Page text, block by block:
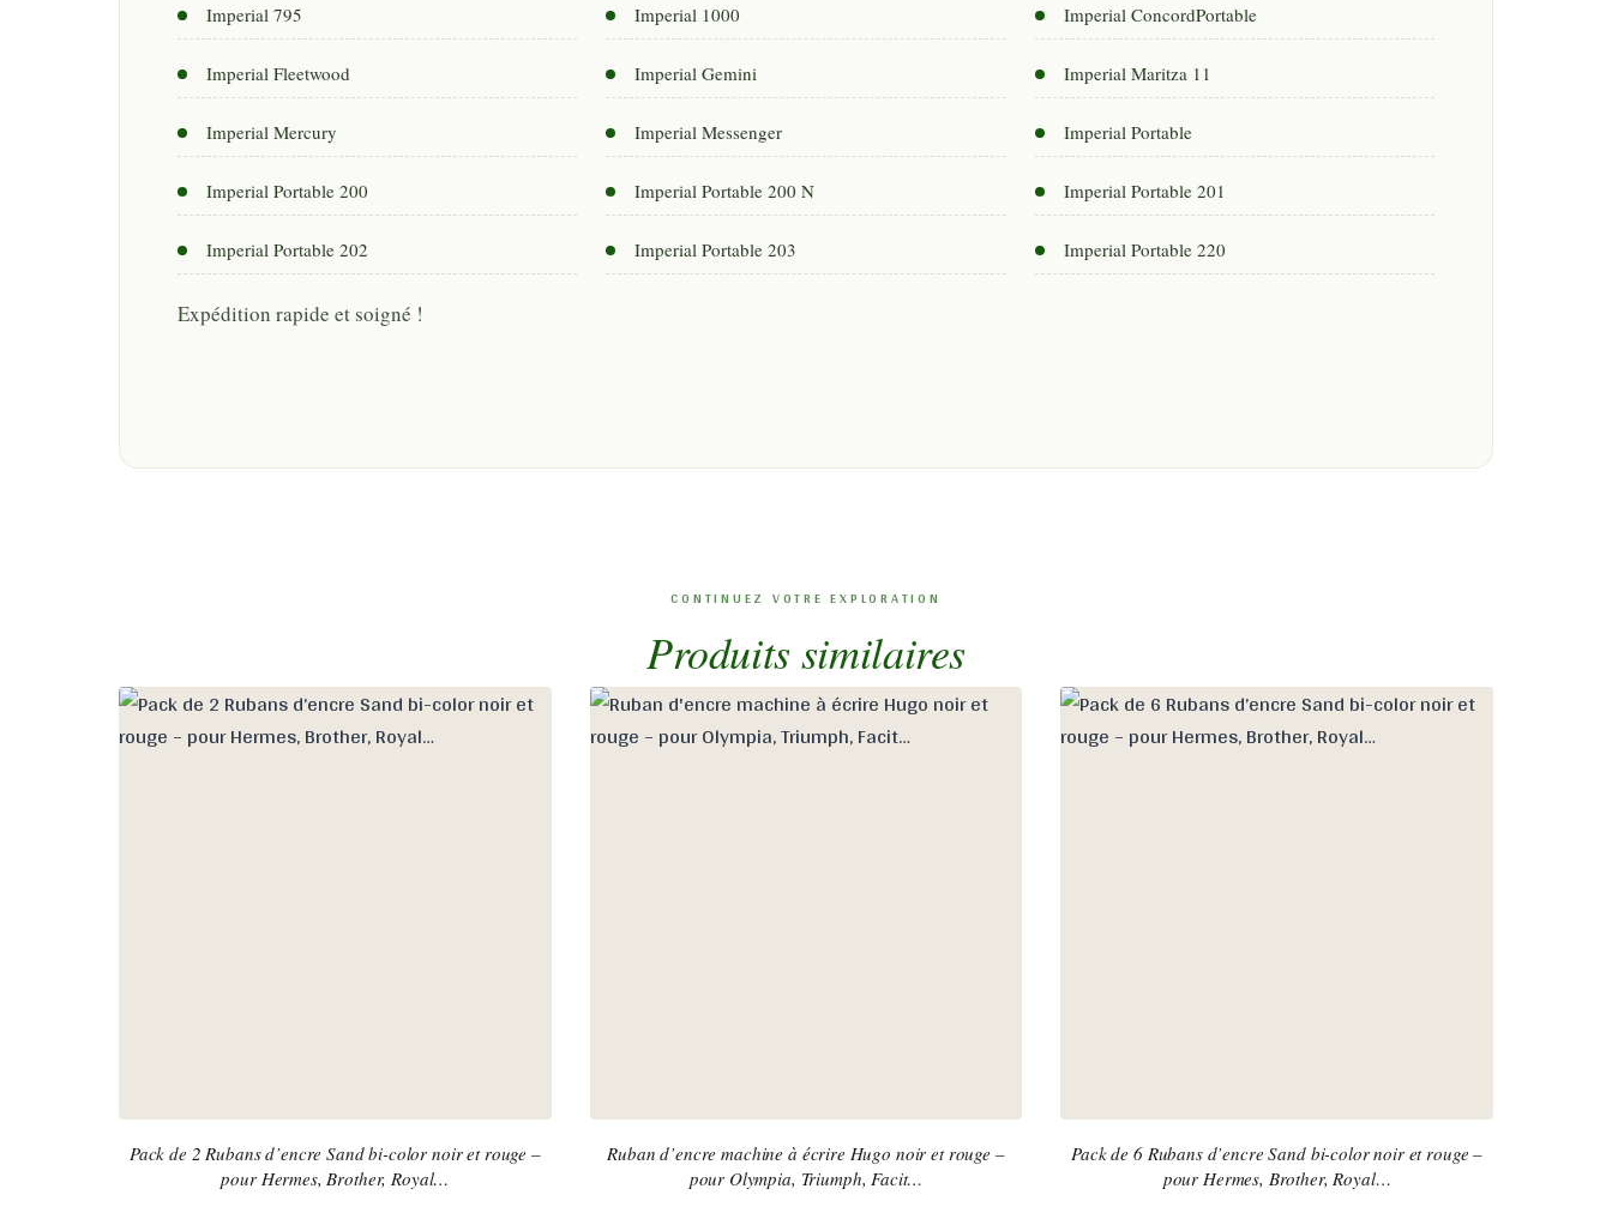
Imperial 795 Imperial 1000 Imperial ConcordPortable
Imperial Fleetwood Imperial Gemini Imperial Maritza 11
Imperial Mercury Imperial Messenger Imperial Portable
Imperial Portable 200 Imperial Portable 200 N Imperial Portable 201
Imperial Portable 202 Imperial Portable 203 Imperial Portable 220
Expédition rapide et soigné !
Produits similaires
Pack de 2 Rubans d’encre Sand bi-color noir et rouge –
pour Hermes, Brother, Royal…
Ruban d’encre machine à écrire Hugo noir et rouge –
pour Olympia, Triumph, Facit…
Pack de 6 Rubans d’encre Sand bi-color noir et rouge –
pour Hermes, Brother, Royal…